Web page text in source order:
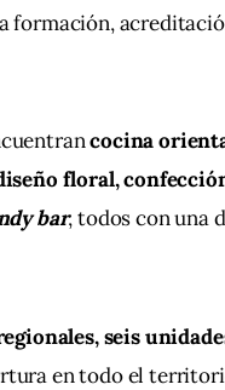
formación,
cocina
floral,
bar, todos con una
seis
en todo el